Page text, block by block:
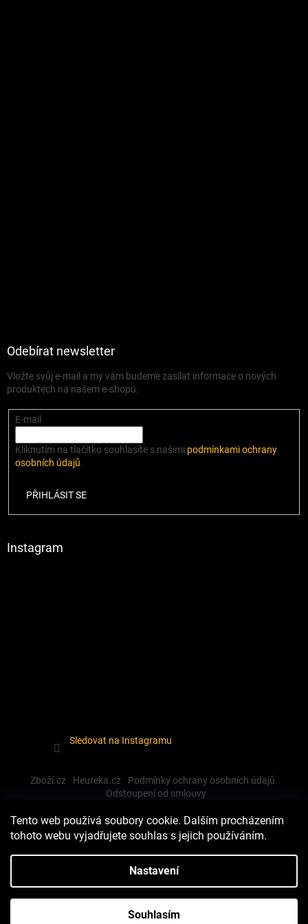
Tento web používá soubory cookie. Dalším procházením
tohoto webu vyjadřujete souhlas s jejich používáním.
Nastavení
Souhlasím
Odebírat newsletter
Vložte svůj e-mail a my vám budeme zasílat informace o nových
produktech na našem e-shopu.
E-mail
Kliknutím na tlačítko souhlasíte s našimi podmínkami ochrany
osobních údajů.
PŘIHLÁSIT SE
Instagram
Sledovat na Instagramu
Zboží.cz Heureka.cz
Podmínky ochrany osobních údajů
Odstoupení od smlouvy
Upravit nastavení cookies